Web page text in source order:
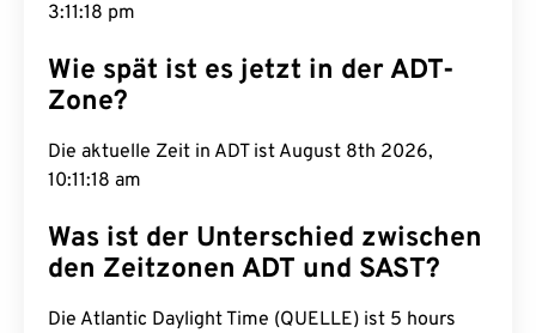
3:11:19 pm
Wie spät ist es jetzt in der ADT-
Zone?
Die aktuelle Zeit in ADT ist August 8th 2026,
10:11:19 am
Was ist der Unterschied zwischen
den Zeitzonen ADT und SAST?
Die Atlantic Daylight Time (QUELLE) ist 5 hours